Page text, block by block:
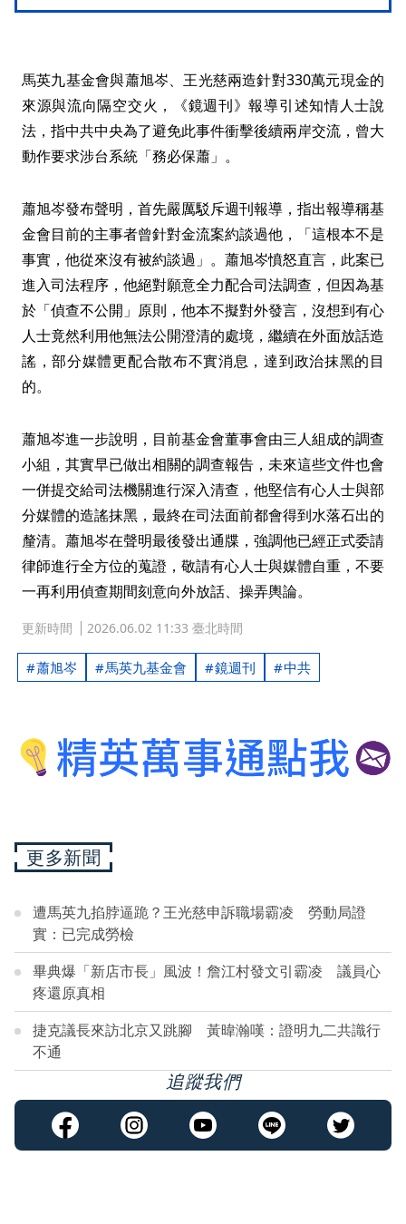
馬英九基金會與蕭旭岑、王光慈兩造針對330萬元現金的
來源與流向隔空交火，《鏡週刊》報導引述知情人士說
法，指中共中央為了避免此事件衝擊後續兩岸交流，曾大
動作要求涉台系統「務必保蕭」。
蕭旭岑發布聲明，首先嚴厲駁斥週刊報導，指出報導稱基
金會目前的主事者曾針對金流案約談過他，「這根本不是
事實，他從來沒有被約談過」。蕭旭岑憤怒直言，此案已
進入司法程序，他絕對願意全力配合司法調查，但因為基
於「偵查不公開」原則，他本不擬對外發言，沒想到有心
人士竟然利用他無法公開澄清的處境，繼續在外面放話造
謠，部分媒體更配合散布不實消息，達到政治抹黑的目
的。
蕭旭岑進一步說明，目前基金會董事會由三人組成的調查
小組，其實早已做出相關的調查報告，未來這些文件也會
一併提交給司法機關進行深入清查，他堅信有心人士與部
分媒體的造謠抹黑，最終在司法面前都會得到水落石出的
釐清。蕭旭岑在聲明最後發出通牒，強調他已經正式委請
律師進行全方位的蒐證，敬請有心人士與媒體自重，不要
一再利用偵查期間刻意向外放話、操弄輿論。
更新時間 2026.06.02 11:33 臺北時間
蕭旭岑 馬英九基金會 鏡週刊 中共
更多新聞
遭馬英九掐脖逼跪？王光慈申訴職場霸凌 勞動局證
實：已完成勞檢
畢典爆「新店市長」風波！詹江村發文引霸凌 議員心
疼還原真相
捷克議長來訪北京又跳腳 黃暐瀚嘆：證明九二共識行
不通
追蹤我們